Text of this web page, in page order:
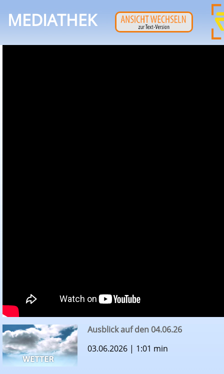
MEDIATHEK
Ausblick auf den 04.06.26
03.06.2026 | 1:01 min